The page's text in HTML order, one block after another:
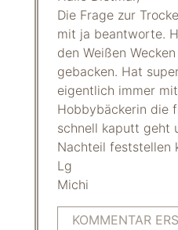
Die Frage zur
mit ja beantworte.
den Weißen
gebacken. Hat
eigentlich immer
Hobbybäckerin die
schnell kaputt geht
Nachteil feststellen
Lg
Michi
KOMMENTAR